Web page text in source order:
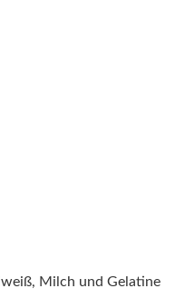
Milch und Gelatine